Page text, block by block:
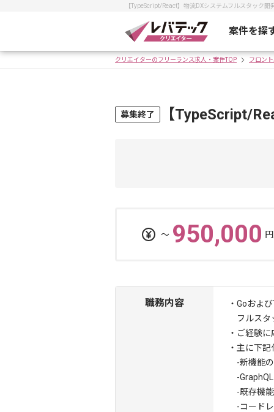
【TypeScript/React】物流DXシステムフルスタック
案件を探
クリエイターのフリーランス求人・案件TOP フロン
募集終了 【TypeScript/
〜 950,000
職務内容
・Goおよ
フルスタ
・ご経験
・主に下記
-新機能
-GraphQL
-既存機能
-コードレ